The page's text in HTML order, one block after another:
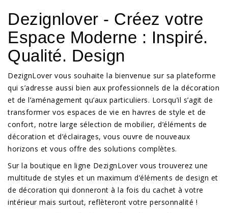
Dezignlover - Créez votre
Espace Moderne : Inspiré.
Qualité. Design
DezignLover vous souhaite la bienvenue sur sa plateforme
qui s’adresse aussi bien aux professionnels de la décoration
et de l’aménagement qu’aux particuliers. Lorsqu’il s’agit de
transformer vos espaces de vie en havres de style et de
confort, notre large sélection de mobilier, d’éléments de
décoration et d’éclairages, vous ouvre de nouveaux
horizons et vous offre des solutions complètes.
Sur la boutique en ligne DezignLover vous trouverez une
multitude de styles et un maximum d’éléments de design et
de décoration qui donneront à la fois du cachet à votre
intérieur mais surtout, reflèteront votre personnalité !